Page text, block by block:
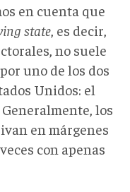
en cuenta que
state , es decir,
no suele
uno de los dos
Unidos: el
los
en márgenes
con apenas